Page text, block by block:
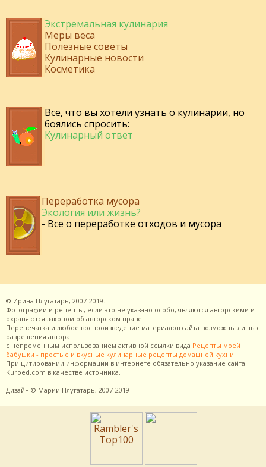
Экстремальная кулинария
Меры веса
Полезные советы
Кулинарные новости
Косметика
Все, что вы хотели узнать о кулинарии, но
боялись спросить:
Кулинарный ответ
Переработка мусора
Экология или жизнь?
- Все о переработке отходов и мусора
© Ирина Плугатарь, 2007-2019.
Фотографии и рецепты, если это не указано особо, являются авторскими и
охраняются законом об авторском праве.
Перепечатка и любое воспроизведение материалов сайта возможны лишь с
разрешения автора
с непременным использованием активной ссылки вида Рецепты моей
бабушки - простые и вкусные кулинарные рецепты домашней кухни.
При цитировании информации в интернете обязательно указание сайта
Kuroed.com в качестве источника.
Дизайн © Марии Плугатарь, 2007-2019